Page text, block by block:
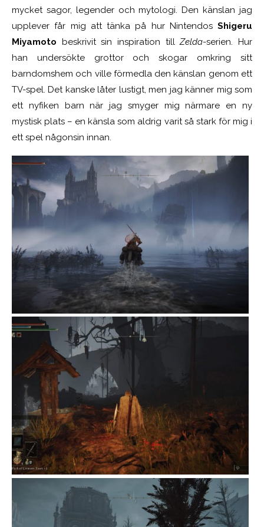
mycket sagor, legender och mytologi. Den känslan jag
upplever får mig att tänka på hur Nintendos Shigeru
Miyamoto beskrivit sin inspiration tillZelda-serien. Hur
han undersökte grottor och skogar omkring sitt
barndomshem och ville förmedla den känslan genom ett
TV-spel. Det kanske låter lustigt, men jag känner mig som
ett nyfiken barn när jag smyger mig närmare en ny
mystisk plats – en känsla som aldrig varit så stark för mig i
ett spel någonsin innan.